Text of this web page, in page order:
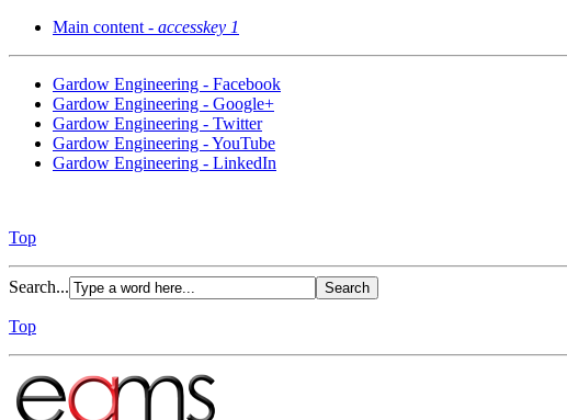
Main content - accesskey 1
Gardow Engineering - Facebook
Gardow Engineering - Google+
Gardow Engineering - Twitter
Gardow Engineering - YouTube
Gardow Engineering - LinkedIn
Top
Search...
Top